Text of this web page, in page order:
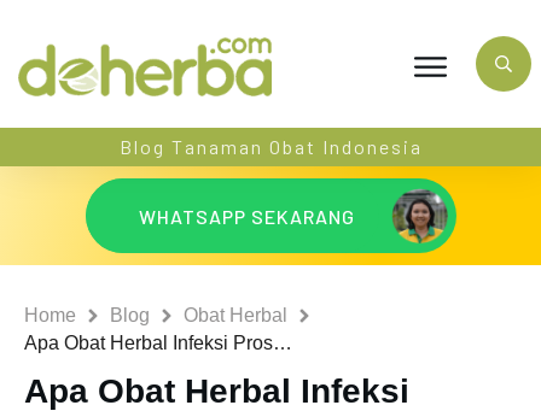
Blog Tanaman Obat Indonesia
WHATSAPP SEKARANG
Home Blog
Obat Herbal
Apa Obat Herbal Infeksi Prostat Terbaik?
Apa Obat Herbal Infeksi